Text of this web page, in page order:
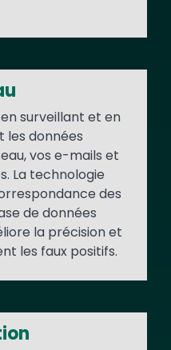
surveillant et en
données
vos e-mails et
La technologie
des
de données
la précision et
les faux positifs.